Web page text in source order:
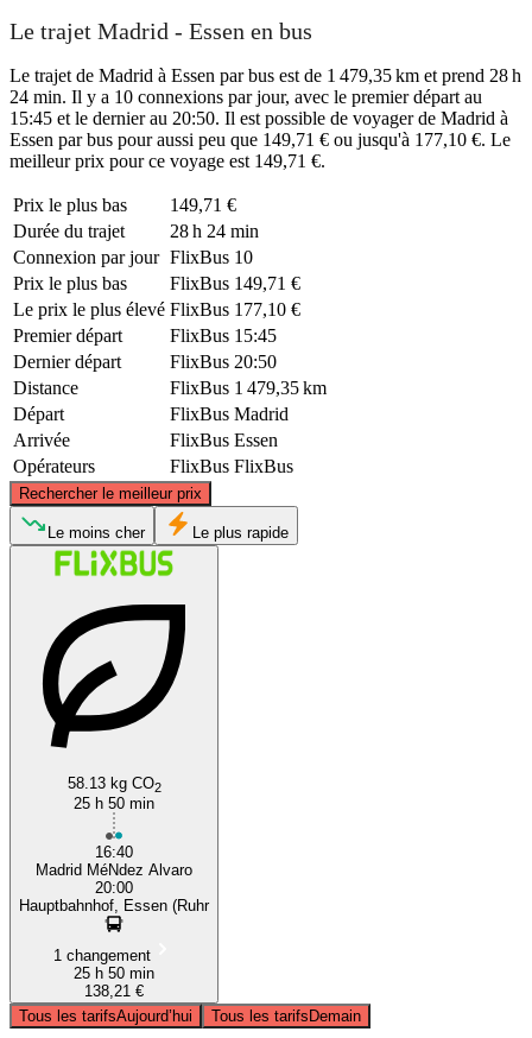
Le trajet Madrid - Essen en bus
Le trajet de Madrid à Essen par bus est de 1 479,35 km et prend 28 h
24 min. Il y a 10 connexions par jour, avec le premier départ au
15:45 et le dernier au 20:50. Il est possible de voyager de Madrid à
Essen par bus pour aussi peu que 149,71 € ou jusqu'à 177,10 €. Le
meilleur prix pour ce voyage est 149,71 €.
Prix ​​le plus bas
149,71 €
Durée du trajet
28 h 24 min
Connexion par jour FlixBus 10
Prix ​​le plus bas
FlixBus 149,71 €
Le prix le plus élevé FlixBus 177,10 €
Premier départ
FlixBus 15:45
Dernier départ
FlixBus 20:50
Distance
FlixBus 1 479,35 km
Départ
FlixBus Madrid
Arrivée
FlixBus Essen
Opérateurs
FlixBus FlixBus
Rechercher le meilleur prix
©CARTO
Le moins cher Le plus rapide
58.13 kg CO2
25 h 50 min
16:40
Madrid MéNdez Alvaro
20:00
Hauptbahnhof, Essen (Ruhr
1 changement
25 h 50 min
138,21 €
Tous les tarifsAujourd’hui Tous les tarifsDemain